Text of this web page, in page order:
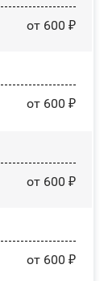
от 600 ₽
от 600 ₽
от 600 ₽
от 600 ₽